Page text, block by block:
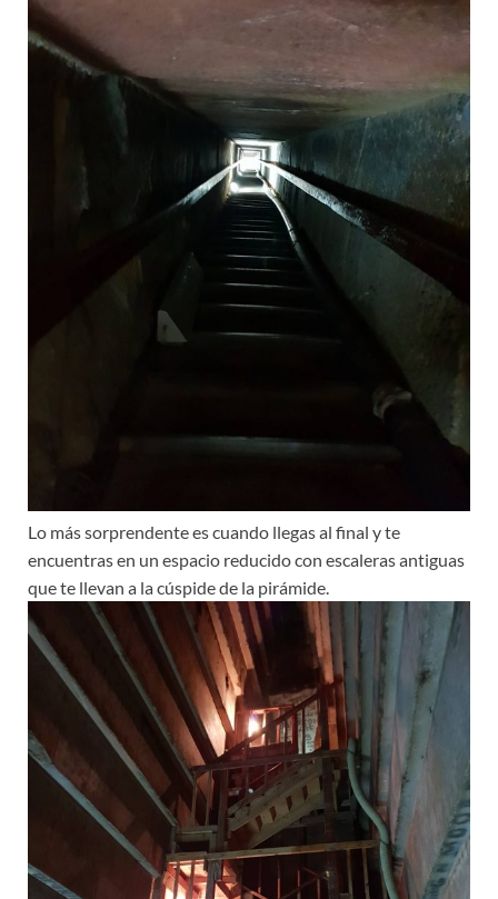
Lo más sorprendente es cuando llegas al final y te
encuentras en un espacio reducido con escaleras antiguas
que te llevan a la cúspide de la pirámide.